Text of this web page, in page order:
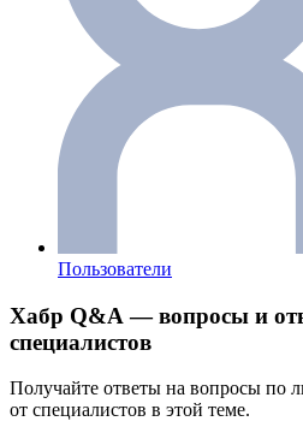
Пользователи
Хабр Q&A — вопросы и
специалистов
Получайте ответы на вопросы по
от специалистов в этой теме.